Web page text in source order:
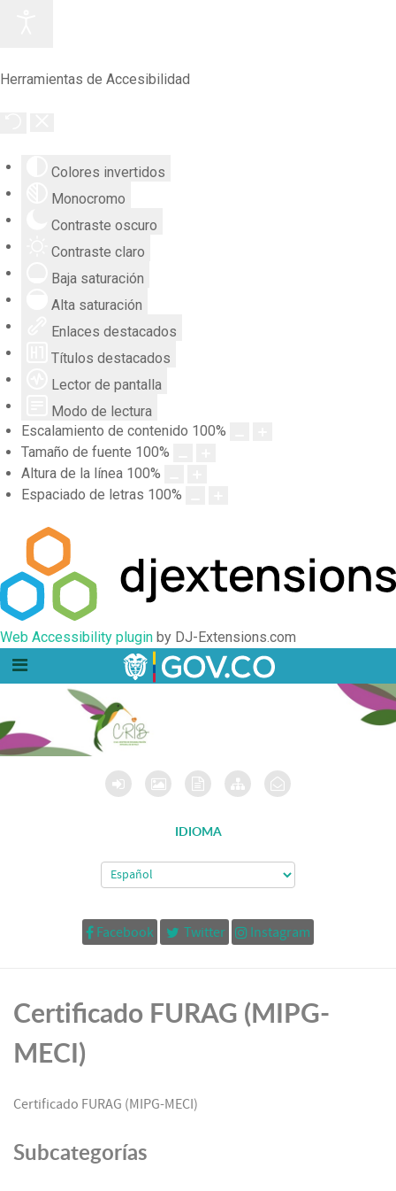
Herramientas de Accesibilidad
Colores invertidos
Monocromo
Contraste oscuro
Contraste claro
Baja saturación
Alta saturación
Enlaces destacados
Títulos destacados
Lector de pantalla
Modo de lectura
Escalamiento de contenido 100%
Tamaño de fuente 100%
Altura de la línea 100%
Espaciado de letras 100%
Web Accessibility plugin by DJ-Extensions.com
IDIOMA
Facebook Twitter Instagram
Certificado FURAG (MIPG-
MECI)
Certificado FURAG (MIPG-MECI)
Subcategorías